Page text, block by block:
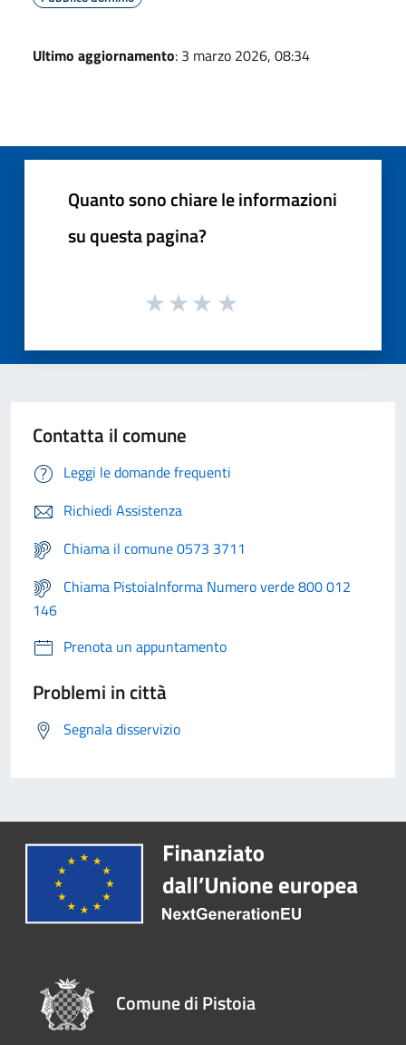
Ultimo aggiornamento: 3 marzo 2026, 08:34
Quanto sono chiare le informazioni
su questa pagina?
Contatta il comune
Leggi le domande frequenti
Richiedi Assistenza
Chiama il comune 0573 3711
Chiama PistoiaInforma Numero verde 800 012
146
Prenota un appuntamento
Problemi in città
Segnala disservizio
Comune di Pistoia